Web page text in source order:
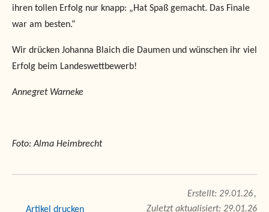
ihren tollen Erfolg nur knapp: „Hat Spaß gemacht. Das Finale
war am besten.“
Wir drücken Johanna Blaich die Daumen und wünschen ihr viel
Erfolg beim Landeswettbewerb!
Annegret Warneke
Foto: Alma Heimbrecht
drucken
29.01.26
Zuletzt aktualisiert: 29.01.26